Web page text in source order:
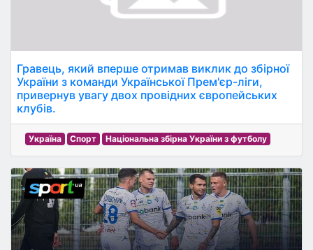
Гравець, який вперше отримав виклик до збірної
України з команди Української Прем'єр-ліги,
привернув увагу двох провідних європейських
клубів.
Україна Спорт Національна збірна України з футболу